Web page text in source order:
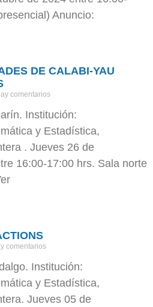
Anuncio:
DE CALABI-YAU
comentarios
Institución:
y Estadística,
. Jueves 26 de
16:00-17:00 hrs. Sala norte
comentarios
Institución:
y Estadística,
Jueves 05 de